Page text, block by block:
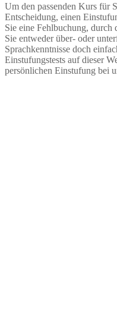
Um den passenden Kurs für
Entscheidung, einen
Sie eine Fehlbuchung, durch
Sie entweder über- oder
Sprachkenntnisse doch
Einstufungstests auf dieser
persönlichen Einstufung bei